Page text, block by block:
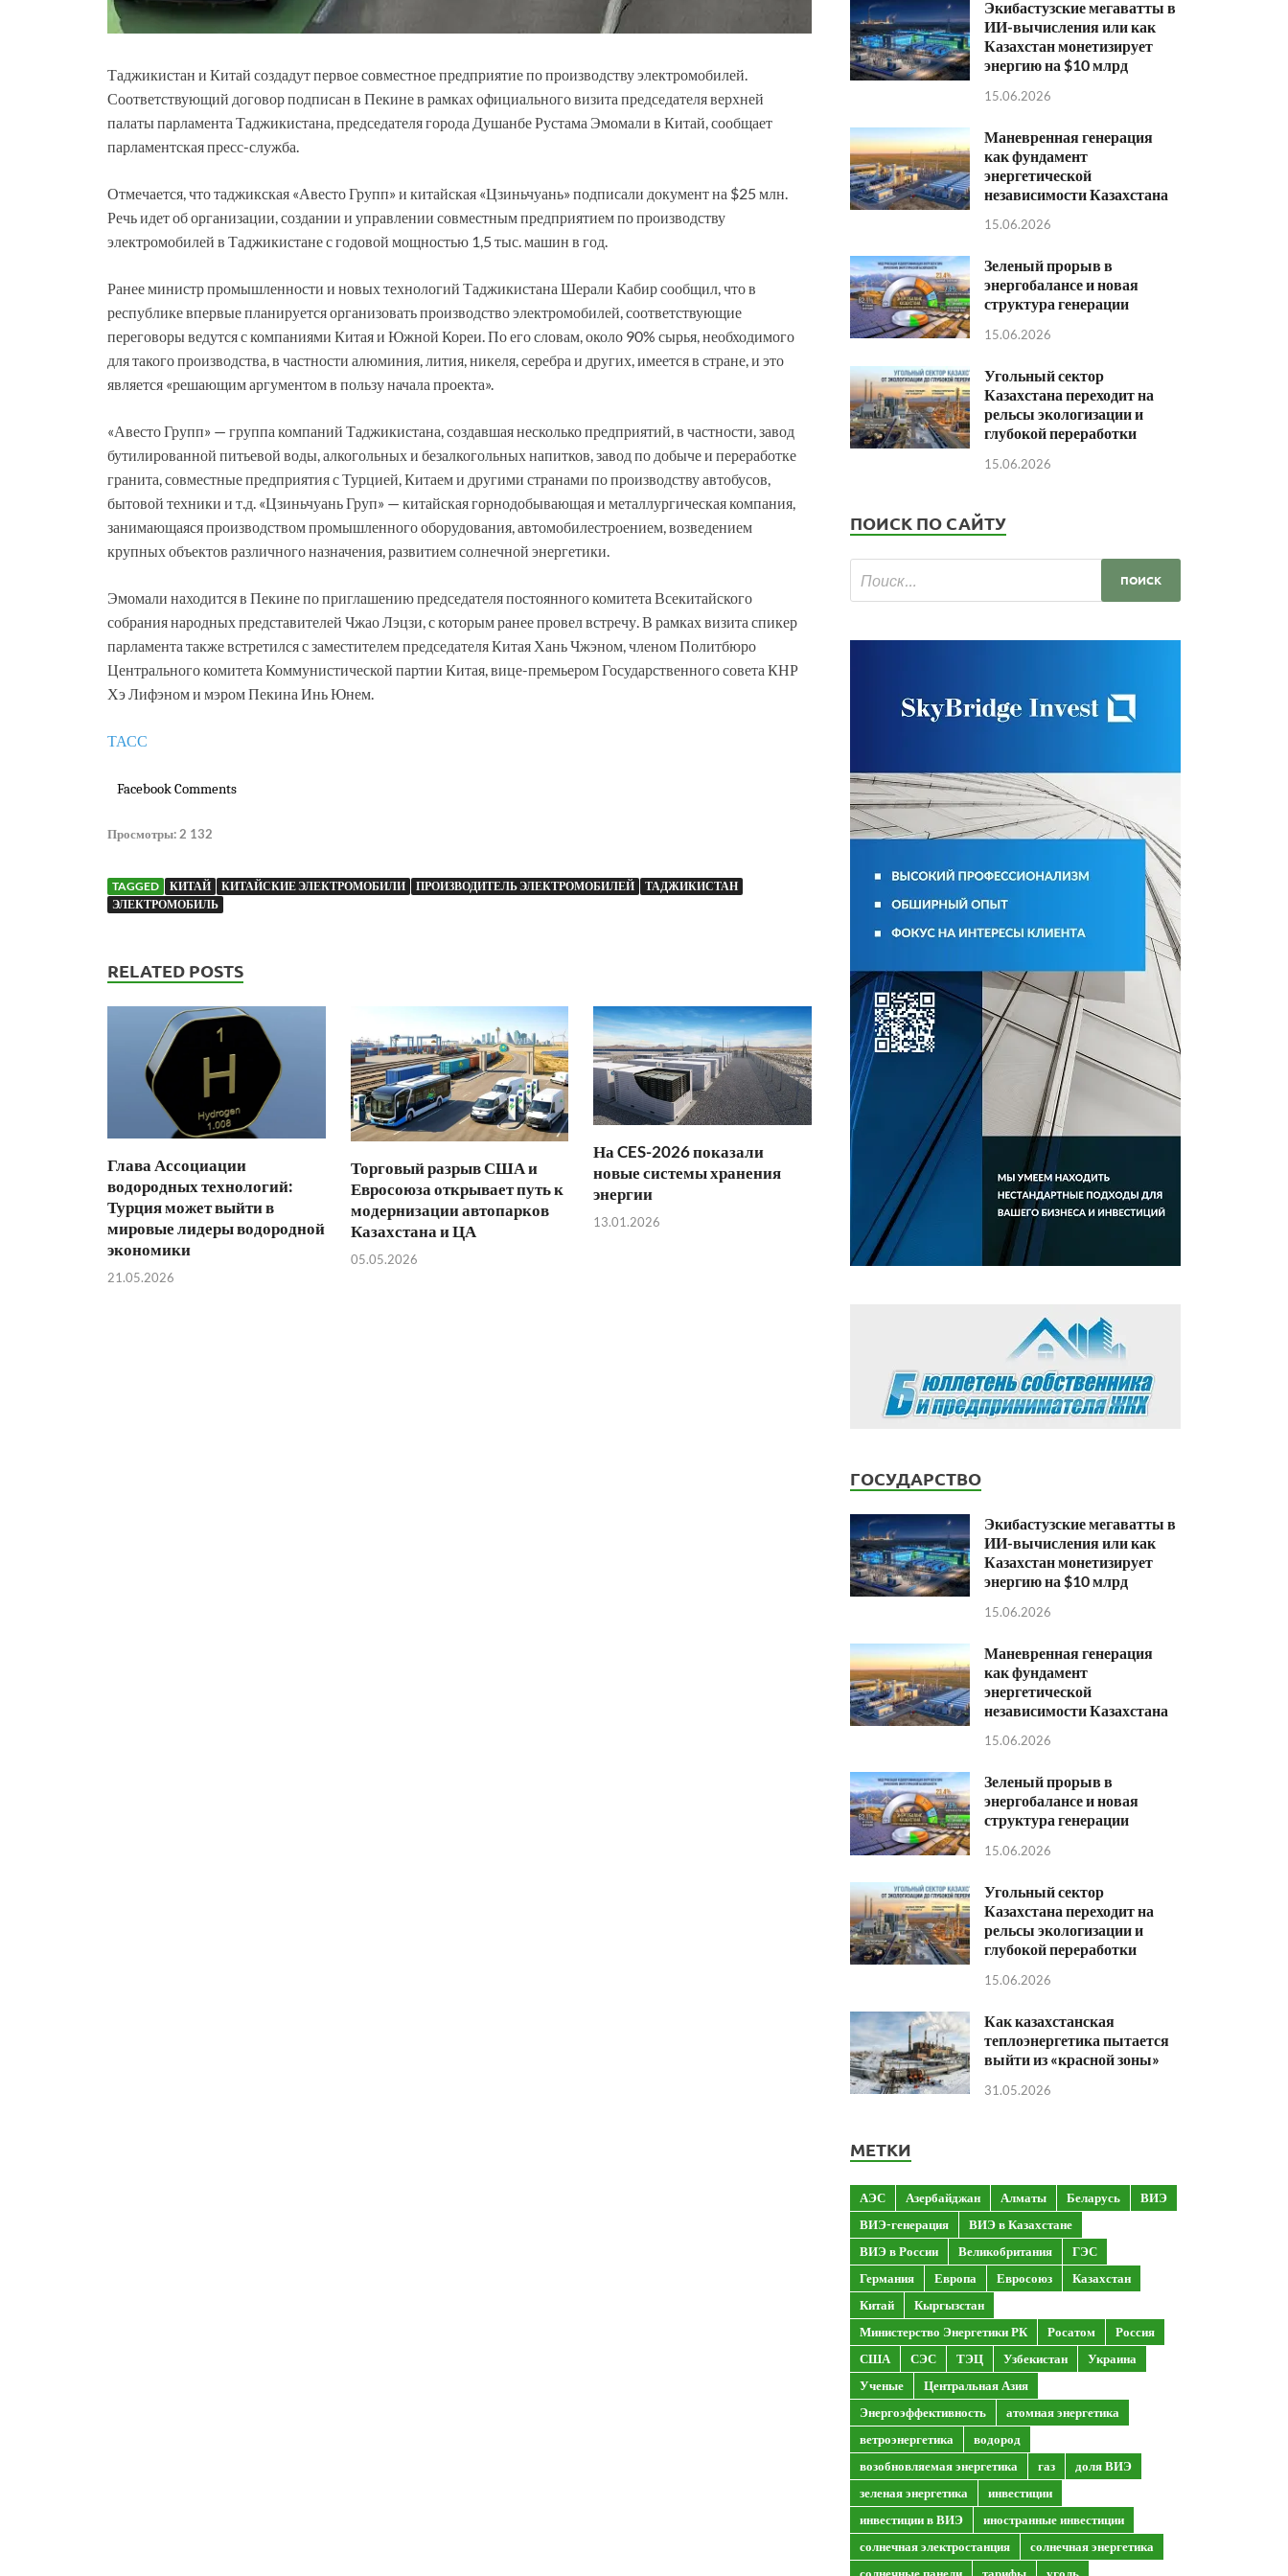
Таджикистан и Китай создадут первое совместное предприятие по производству электромобилей.
Соответствующий договор подписан в Пекине в рамках официального визита председателя верхней
палаты парламента Таджикистана, председателя города Душанбе Рустама Эмомали в Китай, сообщает
парламентская пресс-служба.
Отмечается, что таджикская «Авесто Групп» и китайская «Цзиньчуань» подписали документ на $25 млн.
Речь идет об организации, создании и управлении совместным предприятием по производству
электромобилей в Таджикистане с годовой мощностью 1,5 тыс. машин в год.
Ранее министр промышленности и новых технологий Таджикистана Шерали Кабир сообщил, что в
республике впервые планируется организовать производство электромобилей, соответствующие
переговоры ведутся с компаниями Китая и Южной Кореи. По его словам, около 90% сырья, необходимого
для такого производства, в частности алюминия, лития, никеля, серебра и других, имеется в стране, и это
является «решающим аргументом в пользу начала проекта».
«Авесто Групп» — группа компаний Таджикистана, создавшая несколько предприятий, в частности, завод
бутилированной питьевой воды, алкогольных и безалкогольных напитков, завод по добыче и переработке
гранита, совместные предприятия с Турцией, Китаем и другими странами по производству автобусов,
бытовой техники и т.д. «Цзиньчуань Груп» — китайская горнодобывающая и металлургическая компания,
занимающаяся производством промышленного оборудования, автомобилестроением, возведением
крупных объектов различного назначения, развитием солнечной энергетики.
Эмомали находится в Пекине по приглашению председателя постоянного комитета Всекитайского
собрания народных представителей Чжао Лэцзи, с которым ранее провел встречу. В рамках визита спикер
парламента также встретился с заместителем председателя Китая Хань Чжэном, членом Политбюро
Центрального комитета Коммунистической партии Китая, вице-премьером Государственного совета КНР
Хэ Лифэном и мэром Пекина Инь Юнем.
ТАСС
Facebook Comments
Просмотры: 2 132
TAGGED КИТАЙ КИТАЙСКИЕ ЭЛЕКТРОМОБИЛИ ПРОИЗВОДИТЕЛЬ ЭЛЕКТРОМОБИЛЕЙ
ТАДЖИКИСТАН
ЭЛЕКТРОМОБИЛЬ
RELATED POSTS
Глава Ассоциации
водородных технологий:
Турция может выйти в
мировые лидеры водородной
экономики
21.05.2026
Торговый разрыв США и
Евросоюза открывает путь к
модернизации автопарков
Казахстана и ЦА
05.05.2026
На CES-2026 показали
новые системы хранения
энергии
13.01.2026
Экибастузские мегаватты в
ИИ-вычисления или как
Казахстан монетизирует
энергию на $10 млрд
15.06.2026
Маневренная генерация
как фундамент
энергетической
независимости Казахстана
15.06.2026
Зеленый прорыв в
энергобалансе и новая
структура генерации
15.06.2026
Угольный сектор
Казахстана переходит на
рельсы экологизации и
глубокой переработки
15.06.2026
ПОИСК ПО САЙТУ
ГОСУДАРСТВО
Экибастузские мегаватты в
ИИ-вычисления или как
Казахстан монетизирует
энергию на $10 млрд
15.06.2026
Маневренная генерация
как фундамент
энергетической
независимости Казахстана
15.06.2026
Зеленый прорыв в
энергобалансе и новая
структура генерации
15.06.2026
Угольный сектор
Казахстана переходит на
рельсы экологизации и
глубокой переработки
15.06.2026
Как казахстанская
теплоэнергетика пытается
выйти из «красной зоны»
31.05.2026
МЕТКИ
АЭС Азербайджан Алматы Беларусь
ВИЭ
ВИЭ-генерация
ВИЭ в Казахстане
ВИЭ в России
Великобритания
ГЭС
Германия
Европа Евросоюз
Казахстан
Китай
Кыргызстан
Министерство Энергетики РК
Росатом
Россия
США
СЭС ТЭЦ Узбекистан
Украина
Ученые
Центральная Азия
Энергоэффективность
атомная энергетика
ветроэнергетика
водород
возобновляемая энергетика
газ
доля ВИЭ
зеленая энергетика
инвестиции
инвестиции в ВИЭ
иностранные инвестиции
солнечная электростанция
солнечная энергетика
солнечные панели
тарифы уголь